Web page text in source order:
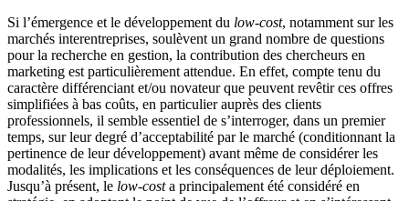
Si l’émergence et le développement du low-cost, notamment sur les
marchés interentreprises, soulèvent un grand nombre de questions
pour la recherche en gestion, la contribution des chercheurs en
marketing est particulièrement attendue. En effet, compte tenu du
caractère différenciant et/ou novateur que peuvent revêtir ces offres
simplifiées à bas coûts, en particulier auprès des clients
professionnels, il semble essentiel de s’interroger, dans un premier
temps, sur leur degré d’acceptabilité par le marché (conditionnant la
pertinence de leur développement) avant même de considérer les
modalités, les implications et les conséquences de leur déploiement.
Jusqu’à présent, le low-costa principalement été considéré en